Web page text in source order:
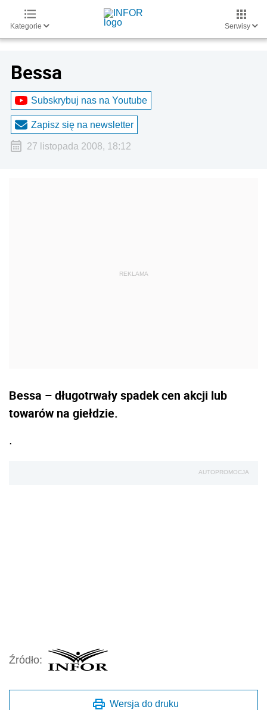
Kategorie Serwisy
Bessa
Subskrybuj nas na Youtube
Zapisz się na newsletter
27 listopada 2008, 18:12
Bessa – długotrwały spadek cen akcji lub
towarów na giełdzie.
.
AUTOPROMOCJA
Źródło:
Wersja do druku